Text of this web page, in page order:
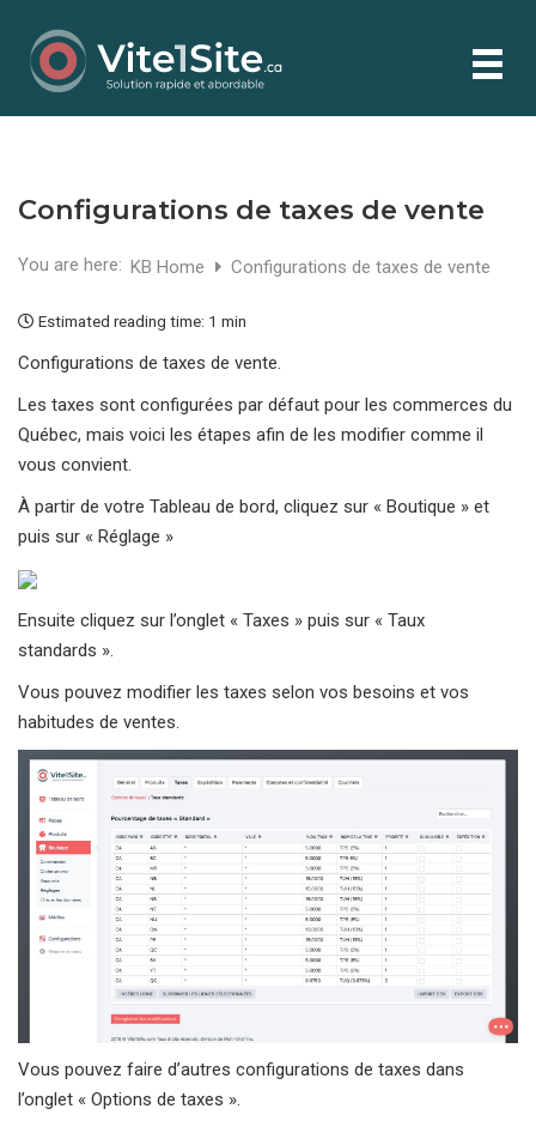
Configurations de taxes de vente
You are here: KB Home Configurations de taxes de vente
Estimated reading time: 1 min
Configurations de taxes de vente.
Les taxes sont configurées par défaut pour les commerces du
Québec, mais voici les étapes afin de les modifier comme il
vous convient.
À partir de votre Tableau de bord, cliquez sur « Boutique » et
puis sur « Réglage »
Ensuite cliquez sur l’onglet « Taxes » puis sur « Taux
standards ».
Vous pouvez modifier les taxes selon vos besoins et vos
habitudes de ventes.
Vous pouvez faire d’autres configurations de taxes dans
l’onglet « Options de taxes ».